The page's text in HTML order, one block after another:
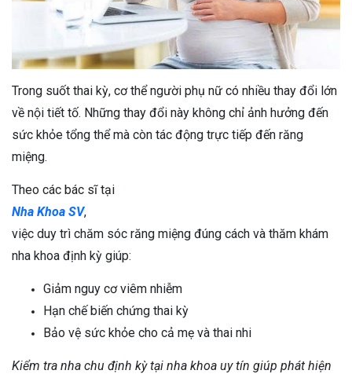
Trong suốt thai kỳ, cơ thể người phụ nữ có nhiều thay đổi lớn
về nội tiết tố. Những thay đổi này không chỉ ảnh hưởng đến
sức khỏe tổng thể mà còn tác động trực tiếp đến răng
miệng.
Theo các bác sĩ tại
Nha Khoa SV,
việc duy trì chăm sóc răng miệng đúng cách và thăm khám
nha khoa định kỳ giúp:
Giảm nguy cơ viêm nhiễm
Hạn chế biến chứng thai kỳ
Bảo vệ sức khỏe cho cả mẹ và thai nhi
Kiểm tra nha chu định kỳ tại nha khoa uy tín giúp phát hiện